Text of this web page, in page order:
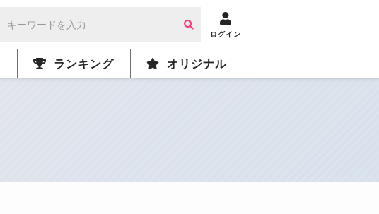
ログイン
ランキング オリジナル